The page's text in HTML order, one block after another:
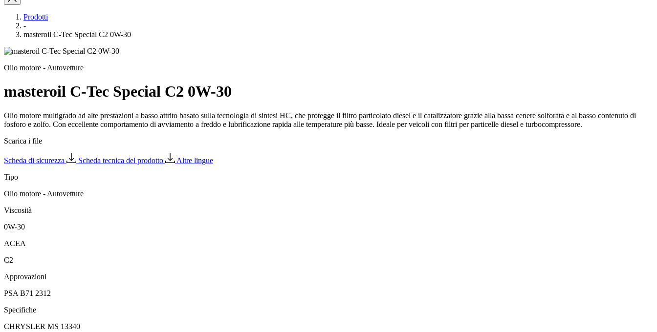
Prodotti
-
masteroil C-Tec Special C2 0W-30
Olio motore - Autovetture
masteroil C-Tec Special C2 0W-30
Olio motore multigrado ad alte prestazioni a basso attrito basato sulla tecnologia di sintesi HC, che protegge il filtro particolato diesel e il catalizzatore grazie alla bassa cenere solforata e al basso contenuto di
fosforo e zolfo. Con eccellente comportamento di avviamento a freddo e lubrificazione rapida alle temperature più basse. Ideale per veicoli con filtri per particelle diesel e turbocompressore.
Scarica i file
Scheda di sicurezza Scheda tecnica del prodotto
Altre lingue
Tipo
Olio motore - Autovetture
Viscosità
0W-30
ACEA
C2
Approvazioni
PSA B71 2312
Specifiche
CHRYSLER MS 13340